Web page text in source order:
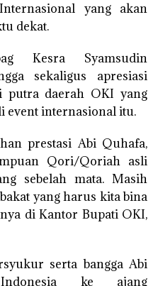
yang akan
dekat.
Kesra Syamsudin
sekaligus apresiasi
putra daerah OKI yang
event internasional itu.
prestasi Abi Quhafa,
Qori/Qoriah asli
sebelah mata. Masih
yang harus kita bina
di Kantor Bupati OKI,
serta bangga Abi
ke ajang